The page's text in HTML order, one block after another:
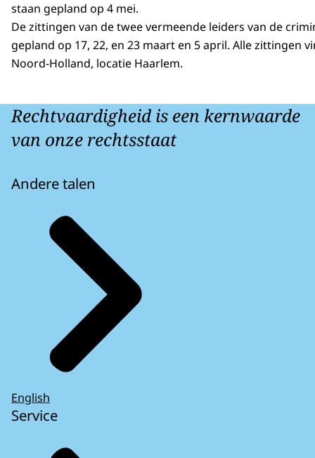
staan gepland op 4 mei.
De zittingen van de twee vermeende leiders van de
gepland op 17, 22, en 23 maart en 5 april. Alle zittingen
Noord-Holland, locatie Haarlem.
Rechtvaardigheid is een kernwaarde
van onze rechtsstaat
Andere talen
English
Service